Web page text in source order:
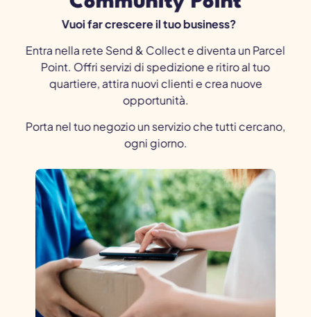
Vuoi far crescere il tuo business?
Entra nella rete Send & Collect e diventa un Parcel
Point. Offri servizi di spedizione e ritiro al tuo
quartiere, attira nuovi clienti e crea nuove
opportunità.
Porta nel tuo negozio un servizio che tutti cercano,
ogni giorno.